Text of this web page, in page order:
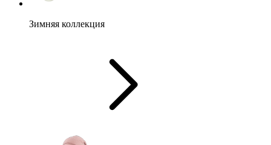
Зимняя коллекция